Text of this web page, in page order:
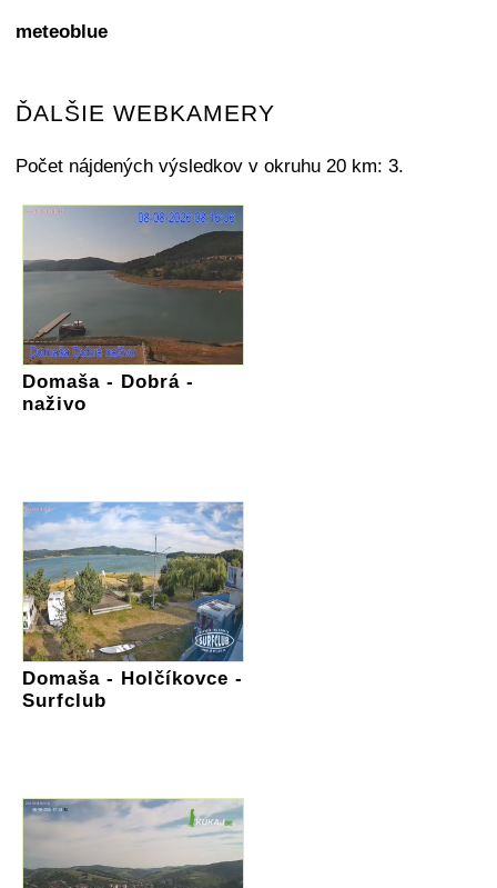
meteoblue
ĎALŠIE WEBKAMERY
Počet nájdených výsledkov v okruhu 20 km: 3.
Domaša - Dobrá -
naživo
Domaša - Holčíkovce -
Surfclub